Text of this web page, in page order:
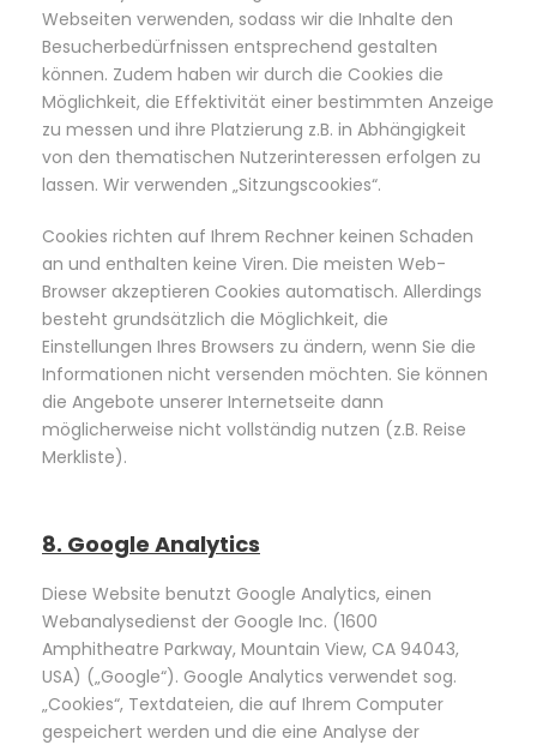
Webseiten verwenden, sodass wir die Inhalte den
Besucherbedürfnissen entsprechend gestalten
können. Zudem haben wir durch die Cookies die
Möglichkeit, die Effektivität einer bestimmten Anzeige
zu messen und ihre Platzierung z.B. in Abhängigkeit
von den thematischen Nutzerinteressen erfolgen zu
lassen. Wir verwenden „Sitzungscookies“.
Cookies richten auf Ihrem Rechner keinen Schaden
an und enthalten keine Viren. Die meisten Web-
Browser akzeptieren Cookies automatisch. Allerdings
besteht grundsätzlich die Möglichkeit, die
Einstellungen Ihres Browsers zu ändern, wenn Sie die
Informationen nicht versenden möchten. Sie können
die Angebote unserer Internetseite dann
möglicherweise nicht vollständig nutzen (z.B. Reise
Merkliste).
8. Google Analytics
Diese Website benutzt Google Analytics, einen
Webanalysedienst der Google Inc. (1600
Amphitheatre Parkway, Mountain View, CA 94043,
USA) („Google“). Google Analytics verwendet sog.
„Cookies“, Textdateien, die auf Ihrem Computer
gespeichert werden und die eine Analyse der